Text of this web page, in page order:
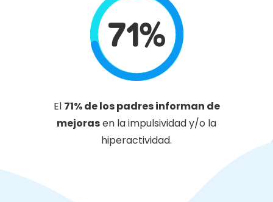
71%
El 71% de los padres informan de
mejorasen la impulsividad y/o la
hiperactividad.